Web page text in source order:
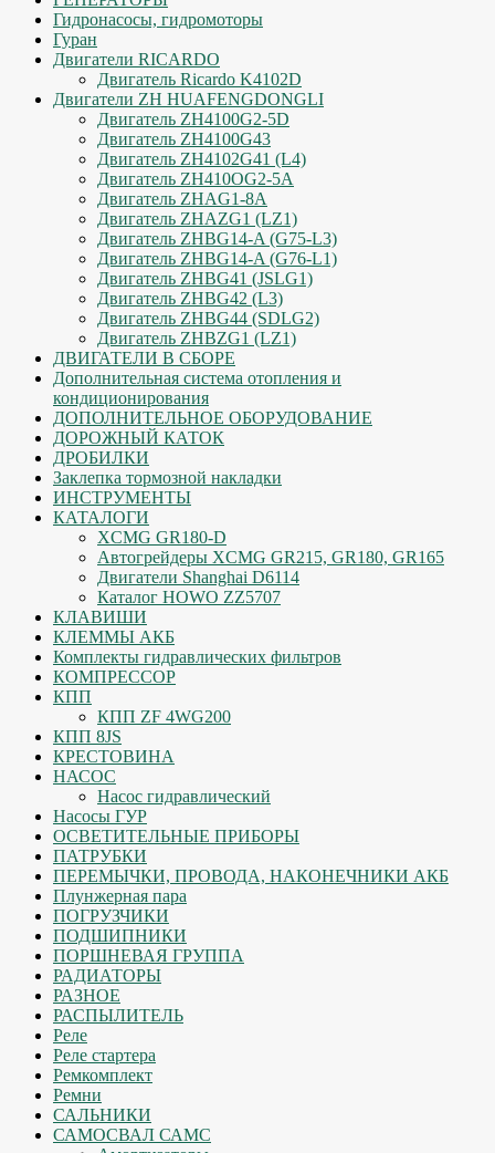
Гидронасосы, гидромоторы
Гуран
Двигатели RICARDO
Двигатель Ricardo K4102D
Двигатели ZH HUAFENGDONGLI
Двигатель ZH4100G2-5D
Двигатель ZH4100G43
Двигатель ZH4102G41 (L4)
Двигатель ZH410OG2-5A
Двигатель ZHAG1-8A
Двигатель ZHAZG1 (LZ1)
Двигатель ZHBG14-A (G75-L3)
Двигатель ZHBG14-A (G76-L1)
Двигатель ZHBG41 (JSLG1)
Двигатель ZHBG42 (L3)
Двигатель ZHBG44 (SDLG2)
Двигатель ZHBZG1 (LZ1)
ДВИГАТЕЛИ В СБОРЕ
Дополнительная система отопления и
кондиционирования
ДОПОЛНИТЕЛЬНОЕ ОБОРУДОВАНИЕ
ДОРОЖНЫЙ КАТОК
ДРОБИЛКИ
Заклепка тормозной накладки
ИНСТРУМЕНТЫ
КАТАЛОГИ
XCMG GR180-D
Автогрейдеры XCMG GR215, GR180, GR165
Двигатели Shanghai D6114
Каталог HOWO ZZ5707
КЛАВИШИ
КЛЕММЫ АКБ
Комплекты гидравлических фильтров
КОМПРЕССОР
КПП
КПП ZF 4WG200
КПП 8JS
КРЕСТОВИНА
НАСОС
Насос гидравлический
Насосы ГУР
ОСВЕТИТЕЛЬНЫЕ ПРИБОРЫ
ПАТРУБКИ
ПЕРЕМЫЧКИ, ПРОВОДА, НАКОНЕЧНИКИ АКБ
Плунжерная пара
ПОГРУЗЧИКИ
ПОДШИПНИКИ
ПОРШНЕВАЯ ГРУППА
РАДИАТОРЫ
РАЗНОЕ
РАСПЫЛИТЕЛЬ
Реле
Реле стартера
Ремкомплект
Ремни
САЛЬНИКИ
САМОСВАЛ САМС